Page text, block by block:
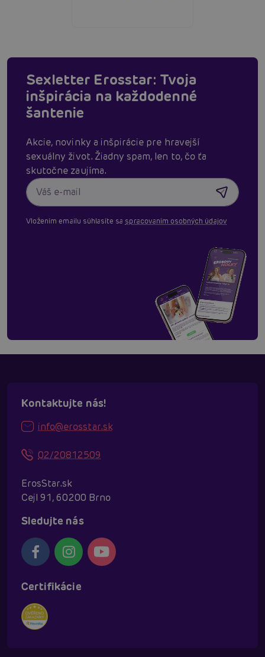
Sexletter Erosstar: Tvoja
inšpirácia na každodenné
šantenie
Akcie, novinky a inšpirácie pre hravejší
sexuálny život. Žiadny spam, len to, čo ťa
skutočne zaujíma.
Vložením emailu súhlasíte sa spracovaním osobných údajov
Kontaktujte nás!
info@erosstar.sk
02/20812509
ErosStar.sk
Cejl 91, 60200 Brno
Sledujte nás
Certifikácie